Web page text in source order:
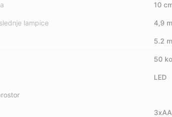
10
lampice 4,9 m
5.2 m
50
LED